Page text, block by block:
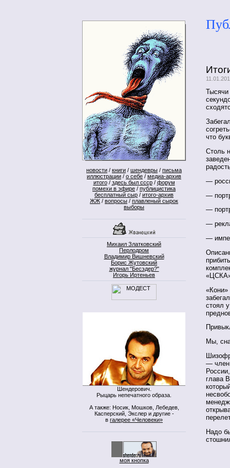
новости / книги / шендевры / письма
иллюстрации / о себе / медиа-архив
итого/ здесь был ссср/ форум
помехи в эфире / публицистика
бесплатный сыр / итого-архив
ЖЖ / вопросы / плавленый сырок
выборы
Михаил Златковский
Перлодром
Владимир Вишневский
Борис Жутовский
журнал "Бесэдер?"
Игорь Иртеньев
Шендерович.
Рыцарь непечатного образа.
А также: Носик, Мошков, Лебедев,
Касперский, Экслер и другие -
в галерее «Человеки»
моя кнопка
Тысячи
что
Столь
—
—
—
—
—
«Кони»
стоял
Мы,
— член
глава
Надо